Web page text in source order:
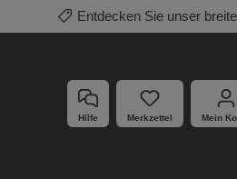
Entdecken Sie unser
Hilfe Merkzettel Mein